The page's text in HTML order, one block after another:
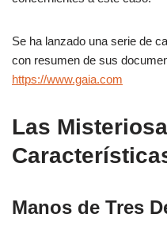
Se ha lanzado una serie de
con resumen de sus
https://www.gaia.com
Las
Manos de Tres